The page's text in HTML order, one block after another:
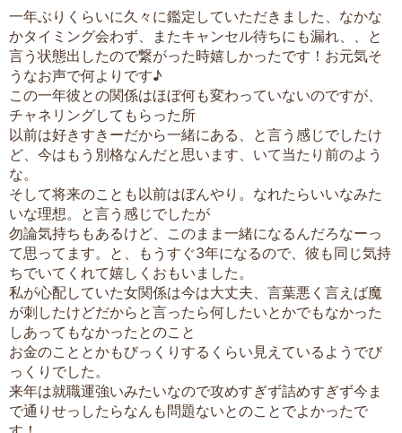
一年ぶりくらいに久々に鑑定していただきました、なかな
かタイミング会わず、またキャンセル待ちにも漏れ、、と
言う状態出したので繋がった時嬉しかったです！お元気そ
うなお声で何よりです♪
この一年彼との関係はほぼ何も変わっていないのですが、
チャネリングしてもらった所
以前は好きすきーだから一緒にある、と言う感じでしたけ
ど、今はもう別格なんだと思います、いて当たり前のよう
な。
そして将来のことも以前はぼんやり。なれたらいいなみた
いな理想。と言う感じでしたが
勿論気持ちもあるけど、このまま一緒になるんだろなーっ
て思ってます。と、もうすぐ3年になるので、彼も同じ気持
ちでいてくれて嬉しくおもいました。
私が心配していた女関係は今は大丈夫、言葉悪く言えば魔
が刺したけどだからと言ったら何したいとかでもなかった
しあってもなかったとのこと
お金のこととかもびっくりするくらい見えているようでび
っくりでした。
来年は就職運強いみたいなので攻めすぎず詰めすぎず今ま
で通りせっしたらなんも問題ないとのことでよかったで